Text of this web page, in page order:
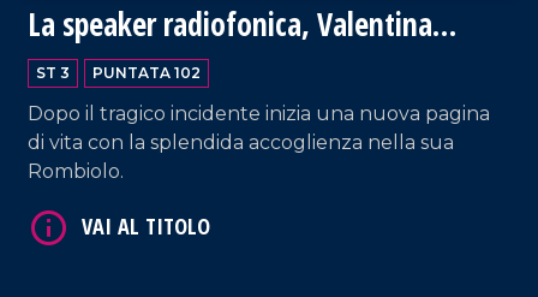
La speaker radiofonica, Valentina
Crudo, torna a casa
ST 3 PUNTATA 102
Dopo il tragico incidente inizia una nuova pagina
di vita con la splendida accoglienza nella sua
Rombiolo.
VAI AL TITOLO